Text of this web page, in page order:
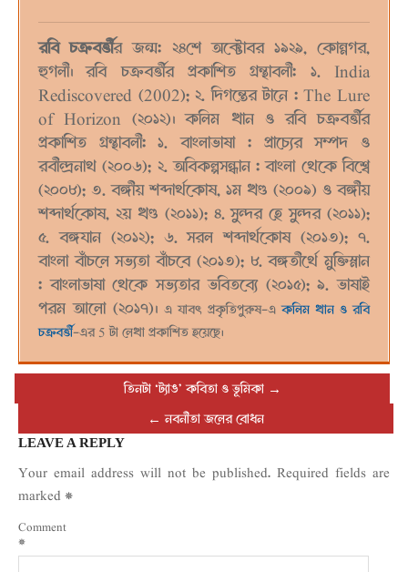
রবি চক্রবর্ত্তীর জন্ম: ২৪শে অক্টোবর ১৯২৯, কোন্নগর,
হুগলী। রবি চক্রবর্ত্তীর প্রকাশিত গ্রন্থাবলী: ১. India
Rediscovered (2002); ২. দিগন্তের টানে : The Lure
of Horizon (২০১২)। কলিম খান ও রবি চক্রবর্ত্তীর
প্রকাশিত গ্রন্থাবলী: ১. বাংলাভাষা : প্রাচ্যের সম্পদ ও
রবীন্দ্রনাথ (২০০৬); ২. অবিকল্পসন্ধান : বাংলা থেকে বিশ্বে
(২০০৮); ৩. বঙ্গীয় শব্দার্থকোষ, ১ম খণ্ড (২০০৯) ও বঙ্গীয়
শব্দার্থকোষ, ২য় খণ্ড (২০১১); ৪. সুন্দর হে সুন্দর (২০১১);
৫. বঙ্গযান (২০১২); ৬. সরল শব্দার্থকোষ (২০১৩); ৭.
বাংলা বাঁচলে সভ্যতা বাঁচবে (২০১৩); ৮. বঙ্গতীর্থে মুক্তিস্নান
: বাংলাভাষা থেকে সভ্যতার ভবিতব্যে (২০১৫); ৯. ভাষাই
পরম আলো (২০১৭)। এ যাবৎ প্রকৃতিপুরুষ-একলিম খান ও রবি
চক্রবর্ত্তী-এর 5 টা লেখা প্রকাশিত হয়েছে।
তিনটা ‘ট্যাঙ’ কবিতা ও ভূমিকা→
←নবনীতা জলের বোধন
LEAVE A REPLY
Your email address will not be published. Required fields are
marked*
Comment
*